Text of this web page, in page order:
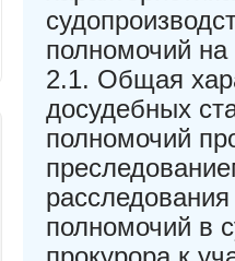
полномочий на
2.1. Общая
досудебных
полномочий
полномочий в